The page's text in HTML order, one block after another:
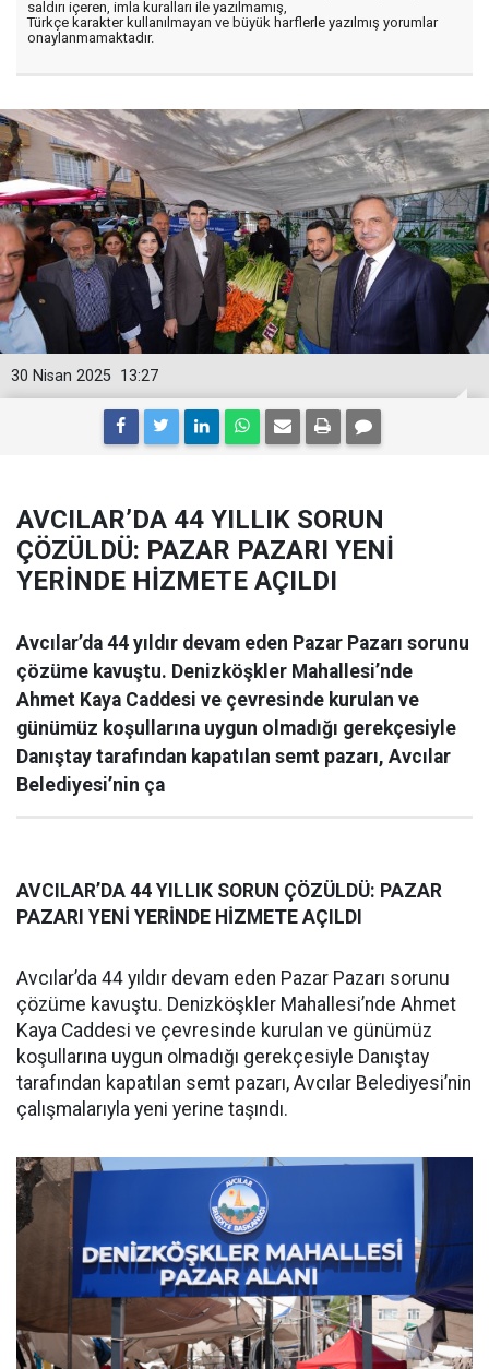
saldırı içeren, imla kuralları ile yazılmamış,
Türkçe karakter kullanılmayan ve büyük harflerle yazılmış yorumlar
onaylanmamaktadır.
13:27
30 Nisan 2025
AVCILAR’DA 44 YILLIK SORUN
ÇÖZÜLDÜ: PAZAR PAZARI YENİ
YERİNDE HİZMETE AÇILDI
Avcılar’da 44 yıldır devam eden Pazar Pazarı sorunu
çözüme kavuştu. Denizköşkler Mahallesi’nde
Ahmet Kaya Caddesi ve çevresinde kurulan ve
günümüz koşullarına uygun olmadığı gerekçesiyle
Danıştay tarafından kapatılan semt pazarı, Avcılar
Belediyesi’nin ça
AVCILAR’DA 44 YILLIK SORUN ÇÖZÜLDÜ: PAZAR
PAZARI YENİ YERİNDE HİZMETE AÇILDI
Avcılar’da 44 yıldır devam eden Pazar Pazarı sorunu
çözüme kavuştu. Denizköşkler Mahallesi’nde Ahmet
Kaya Caddesi ve çevresinde kurulan ve günümüz
koşullarına uygun olmadığı gerekçesiyle Danıştay
tarafından kapatılan semt pazarı, Avcılar Belediyesi’nin
çalışmalarıyla yeni yerine taşındı.